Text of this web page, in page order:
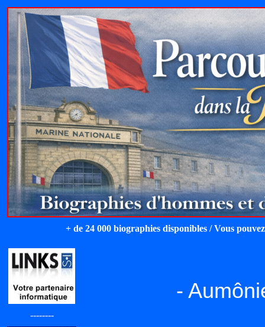
+ de 24 000 biographies disponibles / Vous
--------
-